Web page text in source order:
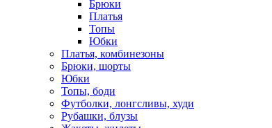
Брюки
Платья
Топы
Юбки
Платья, комбинезоны
Брюки, шорты
Юбки
Топы, боди
Футболки, лонгсливы, худи
Рубашки, блузы